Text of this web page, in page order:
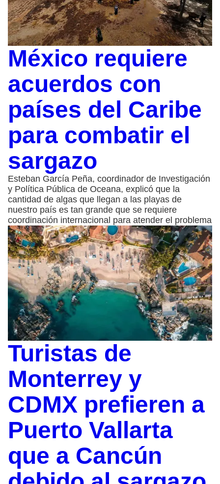
México requiere
acuerdos con
países del Caribe
para combatir el
sargazo
Esteban García Peña, coordinador de Investigación
y Política Pública de Oceana, explicó que la
cantidad de algas que llegan a las playas de
nuestro país es tan grande que se requiere
coordinación internacional para atender el problema
Turistas de
Monterrey y
CDMX prefieren a
Puerto Vallarta
que a Cancún